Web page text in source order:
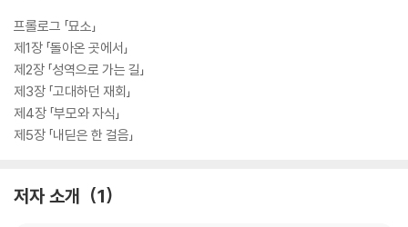
프롤로그 「묘소」
제1장 「돌아온 곳에서」
제2장 「성역으로 가는 길」
제3장 「고대하던 재회」
제4장 「부모와 자식」
제5장 「내딛은 한 걸음」
저자 소개 1